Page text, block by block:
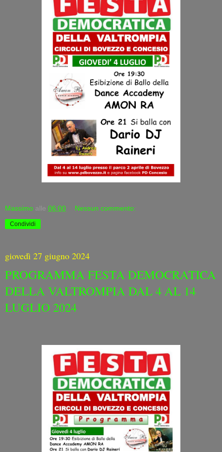
Massimo alle 06:00 Nessun commento:
Condividi
giovedì 27 giugno 2024
PROGRAMMA FESTA DEMOCRATICA
DELLA VALTROMPIA DAL 4 AL 14
LUGLIO 2024